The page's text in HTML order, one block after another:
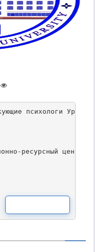
психологи
ресурсный центр,